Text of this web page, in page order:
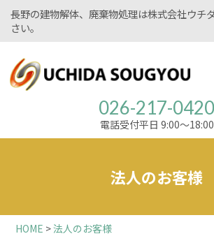
長野の建物解体、廃棄物処理は株式会社ウチ
さい。
026-217-0420
電話受付平日 9:00～18:00
法人のお客様
HOME >法人のお客様